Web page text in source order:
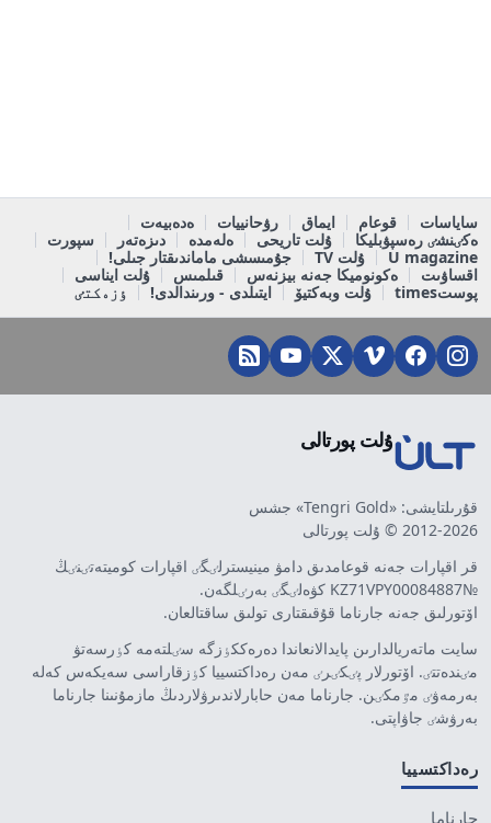
ساياسات قوعام ايماق رۋحانييات
ەدەبيەت
ەكٸنشٸ رەسپۋبليكا
ۇلت تاريحى ەلەمدە دىزەتەر
سپورت
U magazine
ۇلت TV
جۇمىسشى ماماندىقتار جىلى!
اقساۋىت
ەكونوميكا جەنە بيزنەس قىلمىس
ۇلت ايناسى
پوستtimes
ۇلت وبەكتيۆ ايتىلدى - ورىندالدى! ٶزەكتٸ
ۇلت پورتالى
قۇرىلتايشى: «Tengri Gold» جشس
2012-2026 © ۇلت پورتالى
قر اقپارات جەنە قوعامدىق دامۋ مينيسترلٸگٸ اقپارات كوميتەتٸنٸڭ
№KZ71VPY00084887 كۋەلٸگٸ بەرٸلگەن.
اۆتورلىق جەنە جارناما قۇقىقتارى تولىق ساقتالعان.
سايت ماتەريالدارىن پايدالانعاندا دەرەككٶزگە سٸلتەمە كٶرسەتۋ
مٸندەتتٸ. اۆتورلار پٸكٸرٸ مەن رەداكتسييا كٶزقاراسى سەيكەس كەلە
بەرمەۋٸ مٷمكٸن. جارناما مەن حابارلاندىرۋلاردىڭ مازمۇنىنا جارناما
بەرۋشٸ جاۋاپتى.
رەداكتسييا
جارناما